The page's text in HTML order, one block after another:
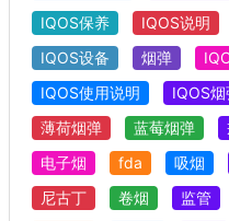
IQOS保养
IQOS说明
IQOS设备
烟弹
IQOS使用说明
IQOS烟
薄荷烟弹
蓝莓烟弹
电子烟
fda 吸烟
尼古丁
卷烟 监管